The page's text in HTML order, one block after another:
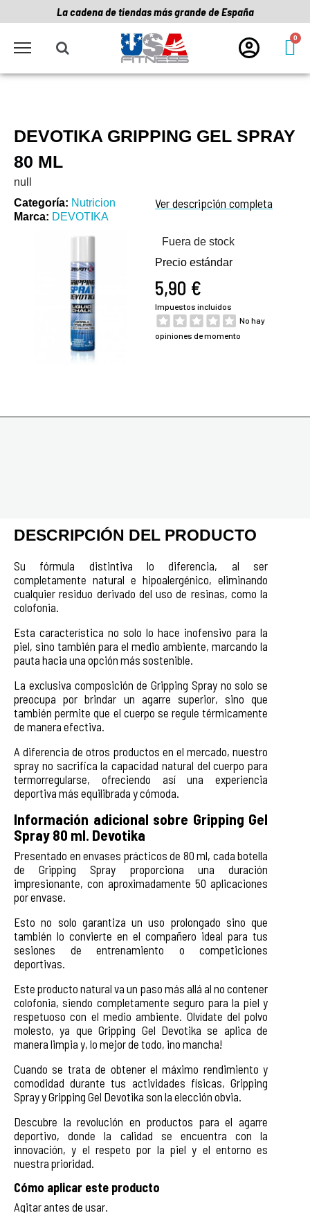
La cadena de tiendas más grande de España
DEVOTIKA GRIPPING GEL SPRAY
80 ML
null
Categoría
Nutricion
Marca
DEVOTIKA
Ver descripción completa
Fuera de stock
Precio estándar
5,90 €
Impuestos incluidos
No hay
opiniones de momento
DESCRIPCIÓN DEL PRODUCTO
Su fórmula distintiva lo diferencia, al ser
completamente natural e hipoalergénico, eliminando
cualquier residuo derivado del uso de resinas, como la
colofonia.
Esta característica no solo lo hace inofensivo para la
piel, sino también para el medio ambiente, marcando la
pauta hacia una opción más sostenible.
La exclusiva composición de Gripping Spray no solo se
preocupa por brindar un agarre superior, sino que
también permite que el cuerpo se regule térmicamente
de manera efectiva.
A diferencia de otros productos en el mercado, nuestro
spray no sacrifica la capacidad natural del cuerpo para
termorregularse, ofreciendo así una experiencia
deportiva más equilibrada y cómoda.
Información adicional sobre Gripping Gel
Spray 80 ml. Devotika
Presentado en envases prácticos de 80 ml, cada botella
de Gripping Spray proporciona una duración
impresionante, con aproximadamente 50 aplicaciones
por envase.
Esto no solo garantiza un uso prolongado sino que
también lo convierte en el compañero ideal para tus
sesiones de entrenamiento o competiciones
deportivas.
Este producto natural va un paso más allá al no contener
colofonia, siendo completamente seguro para la piel y
respetuoso con el medio ambiente. Olvídate del polvo
molesto, ya que Gripping Gel Devotika se aplica de
manera limpia y, lo mejor de todo, ¡no mancha!
Cuando se trata de obtener el máximo rendimiento y
comodidad durante tus actividades físicas, Gripping
Spray y Gripping Gel Devotika son la elección obvia.
Descubre la revolución en productos para el agarre
deportivo, donde la calidad se encuentra con la
innovación, y el respeto por la piel y el entorno es
nuestra prioridad.
Cómo aplicar este producto
Agitar antes de usar.